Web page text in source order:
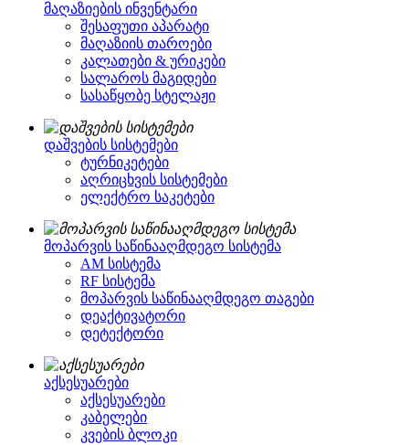
მაღაზიების ინვენტარი
შესაფუთი აპარატი
მაღაზიის თაროები
კალათები & ურიკები
სალაროს მაგიდები
სასაწყობე სტელაჟი
დაშვების სისტემები
ტურნიკეტები
აღრიცხვის სისტემები
ელექტრო საკეტები
მოპარვის საწინააღმდეგო სისტემა
AM სისტემა
RF სისტემა
მოპარვის საწინააღმდეგო თაგები
დეაქტივატორი
დეტექტორი
აქსესუარები
აქსესუარები
კაბელები
კვების ბლოკი